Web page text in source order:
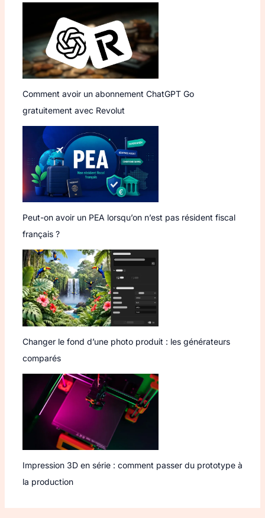
Comment avoir un abonnement ChatGPT Go
gratuitement avec Revolut
Peut-on avoir un PEA lorsqu’on n’est pas résident fiscal
français ?
Changer le fond d’une photo produit : les générateurs
comparés
Impression 3D en série : comment passer du prototype à
la production